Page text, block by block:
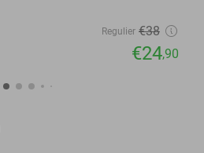
Regulier €38
€24,90